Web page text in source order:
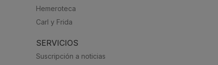
Hemeroteca
Carl y Frida
SERVICIOS
Suscripción a noticias